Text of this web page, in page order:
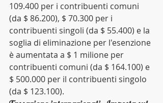
109.400 per i contribuenti comuni
(da $ 86.200), $ 70.300 per i
contribuenti singoli (da $ 55.400) e la
soglia di eliminazione per l'esenzione
è aumentata a $ 1 milione per
contribuenti comuni (da $ 164.100) e
$ 500.000 per il contribuenti singolo
(da $ 123.100).